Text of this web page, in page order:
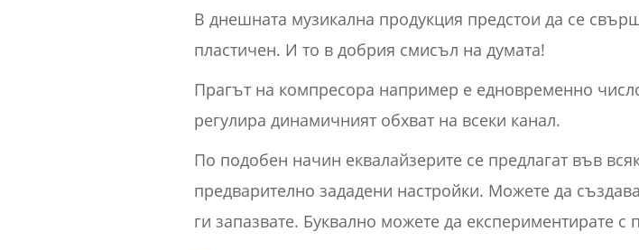
В днешната музикална продукция предстои да се
пластичен. И то в добрия смисъл на думата!
Прагът на компресора например е едновременно
регулира динамичният обхват на всеки канал.
По подобен начин еквалайзерите се предлагат във
предварително зададени настройки. Можете да
ги запазвате. Буквално можете да експериментирате